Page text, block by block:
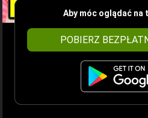
Aby móc oglądać na
POBIERZ